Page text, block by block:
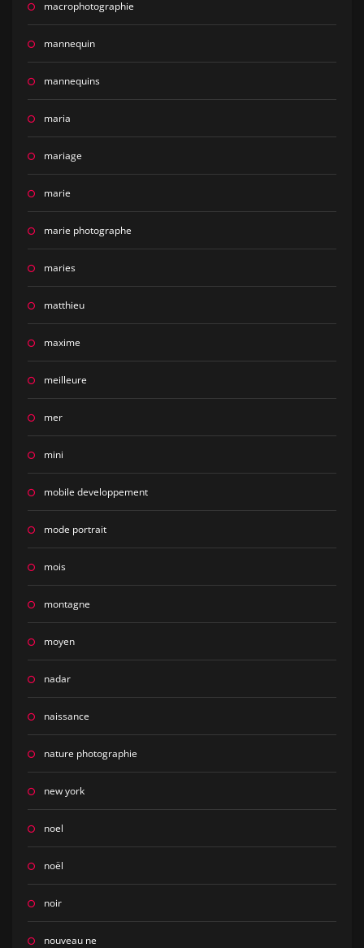
macrophotographie
mannequin
mannequins
maria
mariage
marie
marie photographe
maries
matthieu
maxime
meilleure
mer
mini
mobile developpement
mode portrait
mois
montagne
moyen
nadar
naissance
nature photographie
new york
noel
noël
noir
nouveau ne